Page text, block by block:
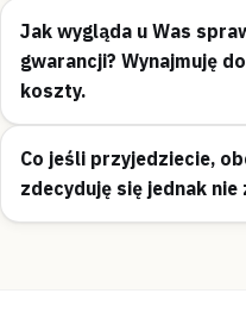
Jak wygląda u Was
gwarancji? Wynajmuję
koszty.
Co jeśli przyjedziecie,
zdecyduję się jednak nie